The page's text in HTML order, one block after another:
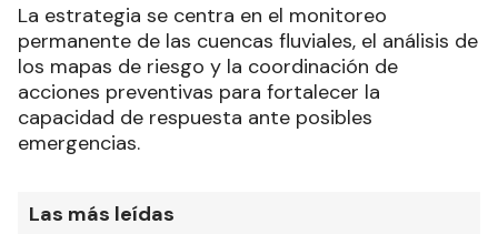
La estrategia se centra en el monitoreo
permanente de las cuencas fluviales, el análisis de
los mapas de riesgo y la coordinación de
acciones preventivas para fortalecer la
capacidad de respuesta ante posibles
emergencias.
Las más leídas